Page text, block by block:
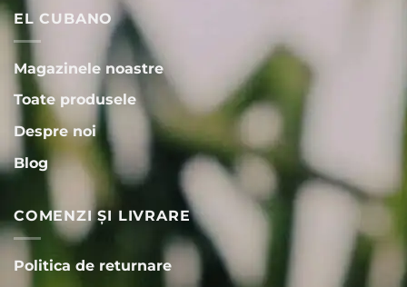
EL CUBANO
Magazinele noastre
Toate produsele
Despre noi
Blog
COMENZI ȘI LIVRARE
Politica de returnare